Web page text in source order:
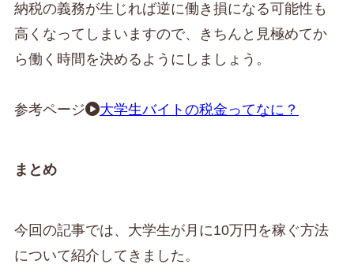
納税の義務が生じれば逆に働き損になる可能性も
高くなってしまいますので、きちんと見極めてか
ら働く時間を決めるようにしましょう。
参考ページ 大学生バイトの税金ってなに？
まとめ
今回の記事では、大学生が月に10万円を稼ぐ方法
について紹介してきました。